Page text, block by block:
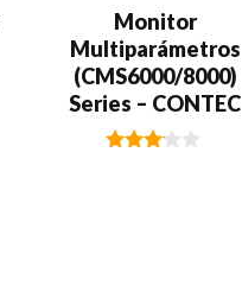
​​Monitor
Multiparámetros
(CMS6000/8000)
Series – CONTEC